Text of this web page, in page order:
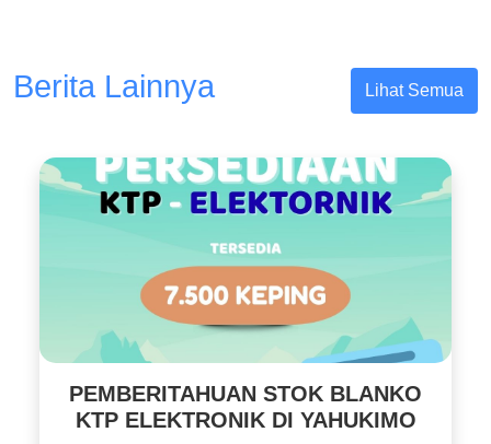
Berita Lainnya Lihat Semua
PEMBERITAHUAN STOK BLANKO
KTP ELEKTRONIK DI YAHUKIMO